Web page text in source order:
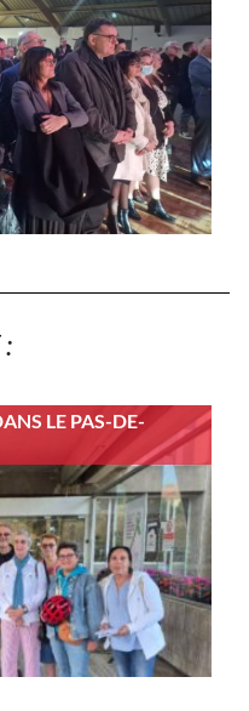
LE PAS-DE-